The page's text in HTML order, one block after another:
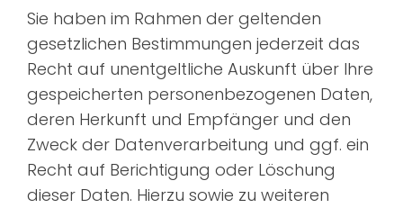
Sie haben im Rahmen der geltenden
gesetzlichen Bestimmungen jederzeit das
Recht auf unentgeltliche Auskunft über Ihre
gespeicherten personenbezogenen Daten,
deren Herkunft und Empfänger und den
Zweck der Datenverarbeitung und ggf. ein
Recht auf Berichtigung oder Löschung
dieser Daten. Hierzu sowie zu weiteren